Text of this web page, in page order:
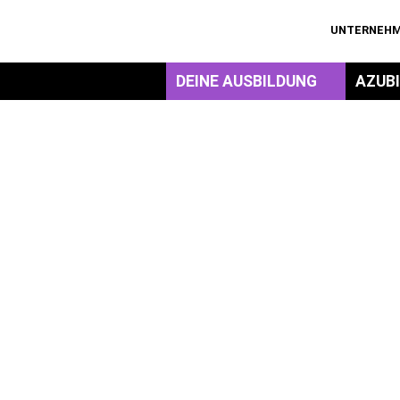
DEINE AUSBILDUNG